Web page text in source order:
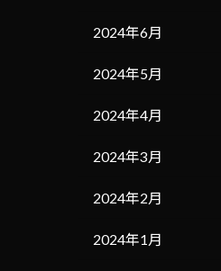
2024年6月
2024年5月
2024年4月
2024年3月
2024年2月
2024年1月